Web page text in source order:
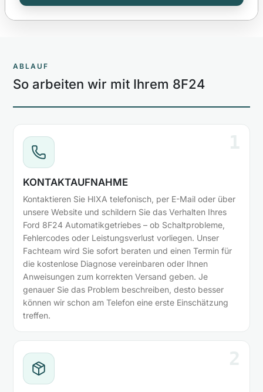
ABLAUF
So arbeiten wir mit Ihrem 8F24
KONTAKTAUFNAHME
Kontaktieren Sie HIXA telefonisch, per E-Mail oder über
unsere Website und schildern Sie das Verhalten Ihres
Ford 8F24 Automatikgetriebes – ob Schaltprobleme,
Fehlercodes oder Leistungsverlust vorliegen. Unser
Fachteam wird Sie sofort beraten und einen Termin für
die kostenlose Diagnose vereinbaren oder Ihnen
Anweisungen zum korrekten Versand geben. Je
genauer Sie das Problem beschreiben, desto besser
können wir schon am Telefon eine erste Einschätzung
treffen.